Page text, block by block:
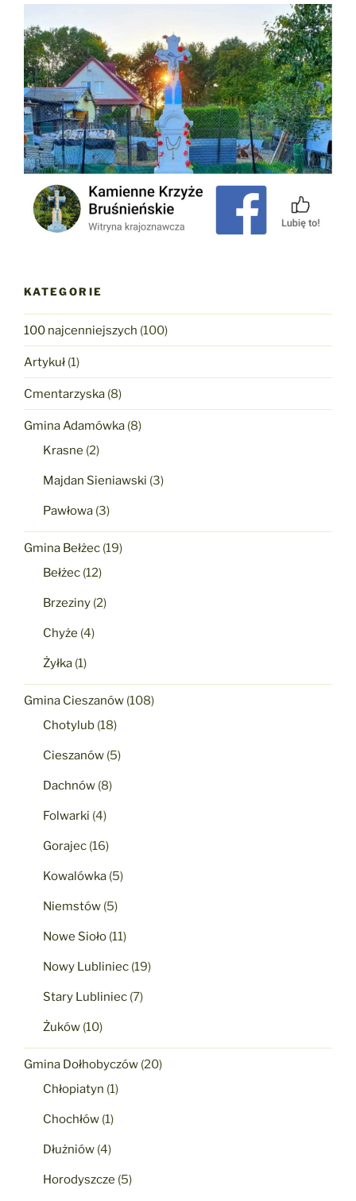
KATEGORIE
100 najcenniejszych (100)
Artykuł (1)
Cmentarzyska (8)
Gmina Adamówka (8)
Krasne (2)
Majdan Sieniawski (3)
Pawłowa (3)
Gmina Bełżec (19)
Bełżec (12)
Brzeziny (2)
Chyże (4)
Żyłka (1)
Gmina Cieszanów (108)
Chotylub (18)
Cieszanów (5)
Dachnów (8)
Folwarki (4)
Gorajec (16)
Kowalówka (5)
Niemstów (5)
Nowe Sioło (11)
Nowy Lubliniec (19)
Stary Lubliniec (7)
Żuków (10)
Gmina Dołhobyczów (20)
Chłopiatyn (1)
Chochłów (1)
Dłużniów (4)
Horodyszcze (5)